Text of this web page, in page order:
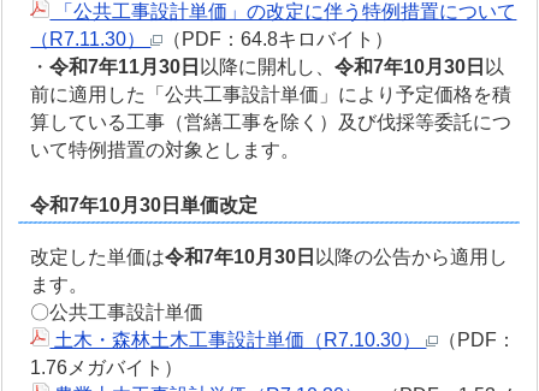
「公共工事設計単価」の改定に伴う特例措置について
（R7.11.30）
（PDF：64.8キロバイト）
・令和7年11月30日 以降に開札し、令和7年10月30日 以
前に適用した「公共工事設計単価」により予定価格を積
算している工事（営繕工事を除く）及び伐採等委託につ
いて特例措置の対象とします。
令和7年10月30日単価改定
改定した単価は令和7年10月30日 以降の公告から適用し
ます。
〇公共工事設計単価
土木・森林土木工事設計単価（R7.10.30）
（PDF：
1.76メガバイト）